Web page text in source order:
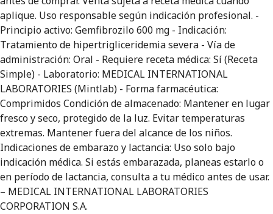
aplique. Uso responsable según indicación profesional. -
Principio activo: Gemfibrozilo 600 mg - Indicación:
Tratamiento de hipertrigliceridemia severa - Vía de
administración: Oral - Requiere receta médica: Sí (Receta
Simple) - Laboratorio: MEDICAL INTERNATIONAL
LABORATORIES (Mintlab) - Forma farmacéutica:
Comprimidos Condición de almacenado: Mantener en lugar
fresco y seco, protegido de la luz. Evitar temperaturas
extremas. Mantener fuera del alcance de los niños.
Indicaciones de embarazo y lactancia: Uso solo bajo
indicación médica. Si estás embarazada, planeas estarlo o
en período de lactancia, consulta a tu médico antes de usar.
– MEDICAL INTERNATIONAL LABORATORIES
CORPORATION S.A.